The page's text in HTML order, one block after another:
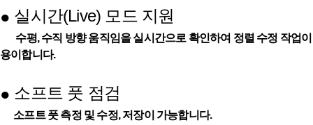
● 실시간(Live) 모드 지원
수평, 수직 방향 움직임을 실시간으로 확인하여 정렬 수정 작업이
용이합니다.
● 소프트 풋 점검
소프트 풋 측정 및 수정, 저장이 가능합니다.